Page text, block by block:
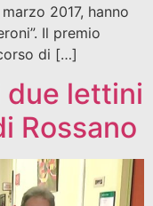
2017, hanno
Il premio
di […]
due lettini
Rossano